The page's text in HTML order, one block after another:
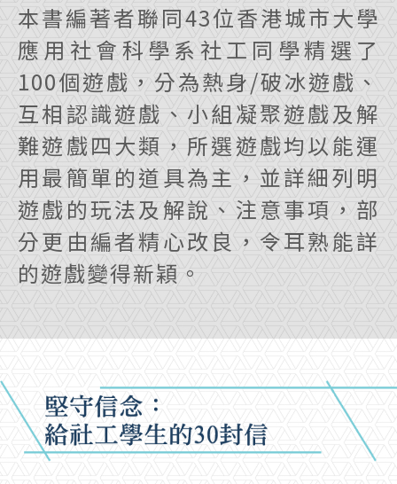
本書編著者聯同43位香港城市大學
應用社會科學系社工同學精選了
100個遊戲，分為熱身/破冰遊戲、
互相認識遊戲、小組凝聚遊戲及解
難遊戲四大類，所選遊戲均以能運
用最簡單的道具為主，並詳細列明
遊戲的玩法及解說、注意事項，部
分更由編者精心改良，令耳熟能詳
的遊戲變得新穎。